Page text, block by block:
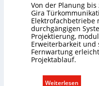
n
u
n
d
r
l
l
e
U
n
t
r
Von der Planung
Gira
Elektrofachbetriebe
durchgängigen
Projektierung,
Erweiterbarkeit und
Fernwartung
Projektablauf.
Weiterlesen